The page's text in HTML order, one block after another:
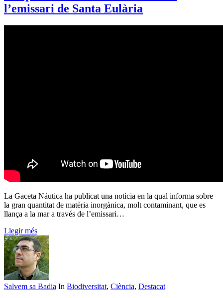
l’emissari de Santa Eulària
La Gaceta Náutica ha publicat una notícia en la qual informa sobre
la gran quantitat de matèria inorgànica, molt contaminant, que es
llança a la mar a través de l’emissari…
Llegir més
Salvem sa Badia In Biodiversitat, Ciència, Destacat